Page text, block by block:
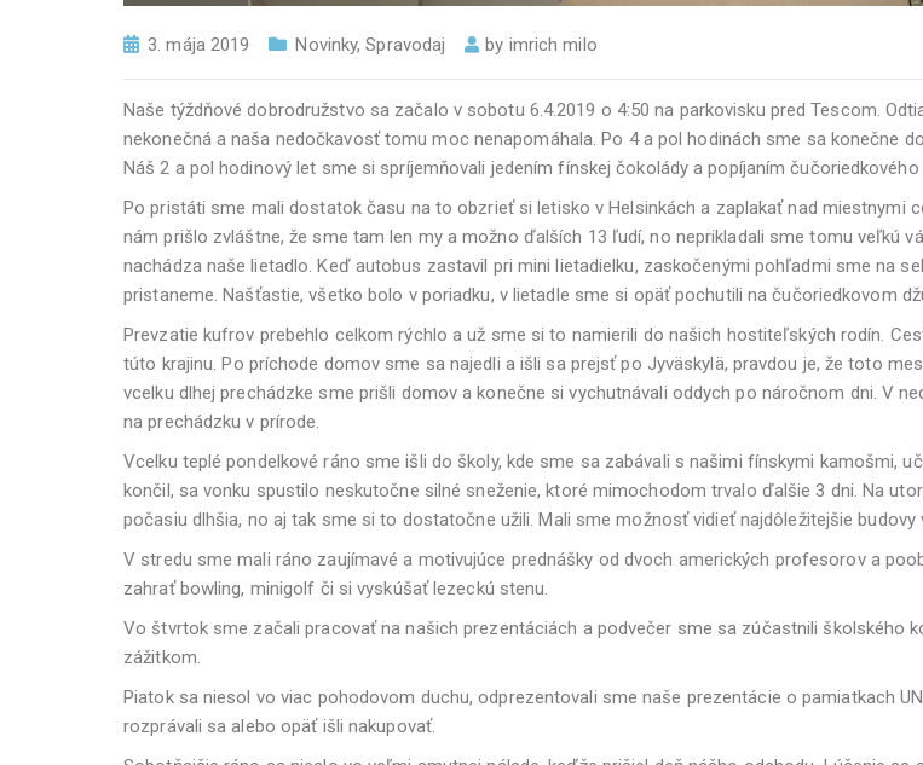
3. mája 2019 Novinky,Spravodaj by imrich milo
Naše týždňové dobrodružstvo sa začalo v sobotu 6.4.2019 o 4:50 na parkovisku pred Tescom.
nekonečná a naša nedočkavosť tomu moc nenapomáhala. Po 4 a pol hodinách sme sa konečne
Náš 2 a pol hodinový let sme si spríjemňovali jedením fínskej čokolády a popíjaním čučoriedkového
Po pristáti sme mali dostatok času na to obzrieť si letisko v Helsinkách a zaplakať nad miestnymi
nám prišlo zvláštne, že sme tam len my a možno ďalších 13 ľudí, no neprikladali sme tomu veľkú
nachádza naše lietadlo. Keď autobus zastavil pri mini lietadielku, zaskočenými pohľadmi sme na
pristaneme. Našťastie, všetko bolo v poriadku, v lietadle sme si opäť pochutili na čučoriedkovom
Prevzatie kufrov prebehlo celkom rýchlo a už sme si to namierili do našich hostiteľských rodín.
túto krajinu. Po príchode domov sme sa najedli a išli sa prejsť po Jyväskylä, pravdou je, že toto
vcelku dlhej prechádzke sme prišli domov a konečne si vychutnávali oddych po náročnom dni. V
na prechádzku v prírode.
Vcelku teplé pondelkové ráno sme išli do školy, kde sme sa zabávali s našimi fínskymi kamošmi,
končil, sa vonku spustilo neskutočne silné sneženie, ktoré mimochodom trvalo ďalšie 3 dni. Na
počasiu dlhšia, no aj tak sme si to dostatočne užili. Mali sme možnosť vidieť najdôležitejšie
V stredu sme mali ráno zaujímavé a motivujúce prednášky od dvoch amerických profesorov a
zahrať bowling, minigolf či si vyskúšať lezeckú stenu.
Vo štvrtok sme začali pracovať na našich prezentáciách a podvečer sme sa zúčastnili školského
zážitkom.
Piatok sa niesol vo viac pohodovom duchu, odprezentovali sme naše prezentácie o pamiatkach
rozprávali sa alebo opäť išli nakupovať.